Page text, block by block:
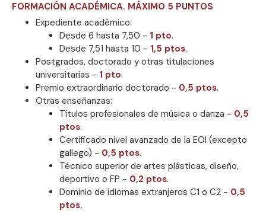
FORMACIÓN ACADÉMICA. MÁXIMO 5 PUNTOS
Expediente académico:
Desde 6 hasta 7,50 - 1 pto.
Desde 7,51 hasta 10 - 1,5 ptos.
Postgrados, doctorado y otras titulaciones
universitarias - 1 pto.
Premio extraordinario doctorado - 0,5 ptos.
Otras enseñanzas:
Títulos profesionales de música o danza - 0,5
ptos.
Certificado nivel avanzado de la EOI (excepto
gallego) - 0,5 ptos.
Técnico superior de artes plásticas, diseño,
deportivo o FP - 0,2 ptos.
Dominio de idiomas extranjeros C1 o C2 - 0,5
ptos.